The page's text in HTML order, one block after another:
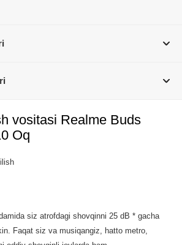
vositasi Realme Buds
Oq
siz atrofdagi shovqinni 25 dB * gacha
Faqat siz va musiqangiz, hatto metro,